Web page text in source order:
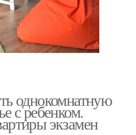
однокомнатную
с ребенком.
экзамен